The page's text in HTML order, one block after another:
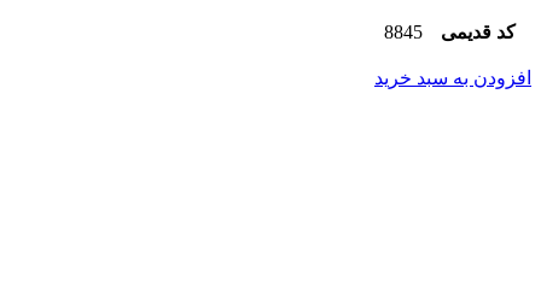
کد قدیمی 8845
افزودن به سبد خرید